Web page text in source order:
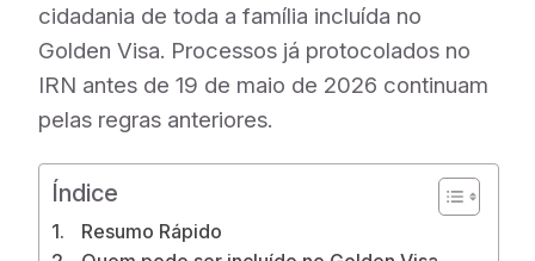
cidadania de toda a família incluída no
Golden Visa. Processos já protocolados no
IRN antes de 19 de maio de 2026 continuam
pelas regras anteriores.
Índice
Resumo Rápido